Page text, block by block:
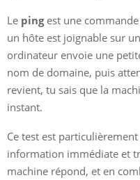
Le pingest une
un hôte est joignable sur
ordinateur envoie une
nom de domaine, puis
revient, tu sais que la
instant.
Ce test est
information immédiate et
machine répond, et en